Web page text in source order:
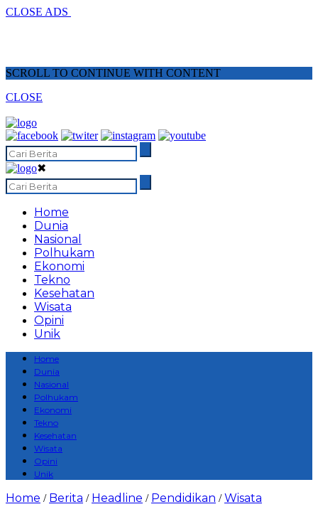
CLOSE ADS
SCROLL TO CONTINUE WITH CONTENT
CLOSE
✖
Home
Dunia
Nasional
Polhukam
Ekonomi
Tekno
Kesehatan
Wisata
Opini
Unik
Home
Dunia
Nasional
Polhukam
Ekonomi
Tekno
Kesehatan
Wisata
Opini
Unik
Home / Berita / Headline / Pendidikan /Wisata